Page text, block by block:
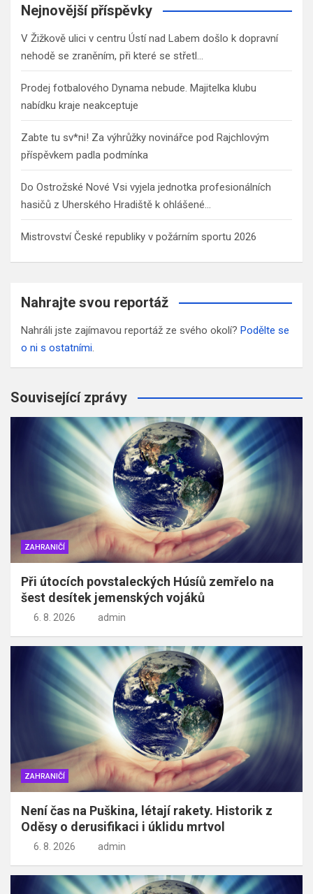
c
Nejnovější příspěvky
V Žižkově ulici v centru Ústí nad Labem došlo k dopravní
nehodě se zraněním, při které se střetl…
Prodej fotbalového Dynama nebude. Majitelka klubu
nabídku kraje neakceptuje
Zabte tu sv*ni! Za výhrůžky novinářce pod Rajchlovým
příspěvkem padla podmínka
Do Ostrožské Nové Vsi vyjela jednotka profesionálních
hasičů z Uherského Hradiště k ohlášené…
Mistrovství České republiky v požárním sportu 2026
Nahrajte svou reportáž
Nahráli jste zajímavou reportáž ze svého okolí? Podělte se
o ni s ostatními.
Související zprávy
ZAHRANIČÍ
Při útocích povstaleckých Húsíů zemřelo na
šest desítek jemenských vojáků
6. 8. 2026 admin
ZAHRANIČÍ
Není čas na Puškina, létají rakety. Historik z
Oděsy o derusifikaci i úklidu mrtvol
6. 8. 2026 admin